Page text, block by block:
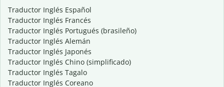
Traductor Inglés Español
Traductor Inglés Francés
Traductor Inglés Portugués (brasileño)
Traductor Inglés Alemán
Traductor Inglés Japonés
Traductor Inglés Chino (simplificado)
Traductor Inglés Tagalo
Traductor Inglés Coreano